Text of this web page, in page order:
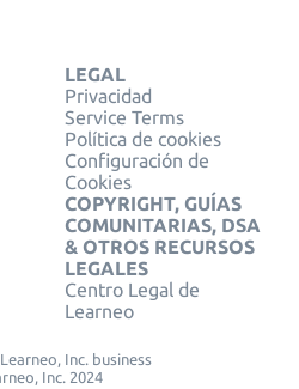
LEGAL
Privacidad
Service Terms
Política de cookies
Configuración de
Cookies
COPYRIGHT, GUÍAS
COMUNITARIAS, DSA
& OTROS RECURSOS
LEGALES
Centro Legal de
Learneo
Inc. business
Inc. 2024